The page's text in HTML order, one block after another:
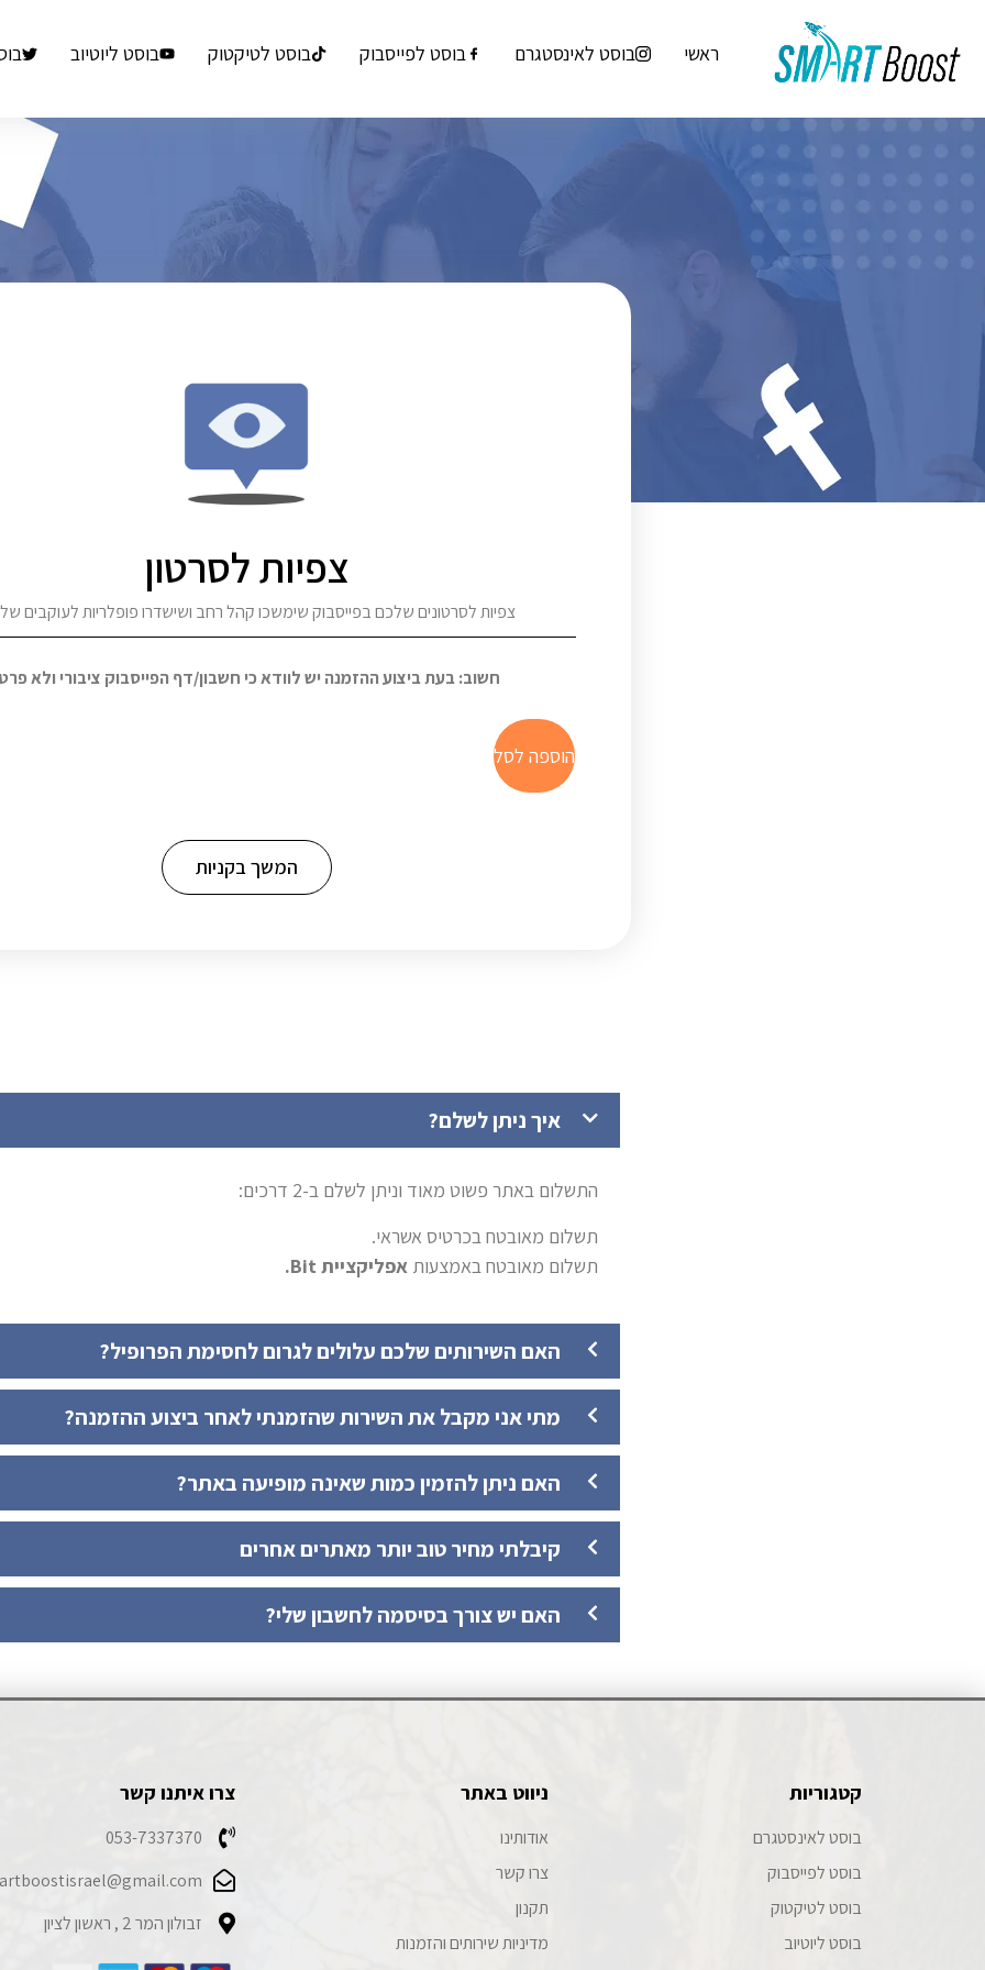
ראשי בוסט לאינסטגרם בוסט לפייסבוק בוסט לטיקטוק בוסט ליוטיוב
צפיות לסרטון
צפיות לסרטונים שלכם בפייסבוק שימשכו קהל רחב ושישדרו פופלריות לעוקבים
חשוב: בעת ביצוע ההזמנה יש לוודא כי חשבון/דף הפייסבוק ציבורי ולא
הוספה לסל
המשך בקניות
איך ניתן לשלם?
התשלום באתר פשוט מאוד וניתן לשלם ב-2 דרכים:
תשלום מאובטח בכרטיס אשראי.
תשלום מאובטח באמצעות אפליקציית Bit.
האם השירותים שלכם עלולים לגרום לחסימת הפרופיל?
מתי אני מקבל את השירות שהזמנתי לאחר ביצוע ההזמנה?
האם ניתן להזמין כמות שאינה מופיעה באתר?
קיבלתי מחיר טוב יותר מאתרים אחרים
האם יש צורך בסיסמה לחשבון שלי?
קטגוריות
בוסט לאינסטגרם
בוסט לפייסבוק
בוסט לטיקטוק
בוסט ליוטיוב
ניווט באתר
אודותינו
צרו קשר
תקנון
מדיניות שירותים והזמנות
צרו איתנו קשר
053-7337370
זבולון המר 2 , ראשון לציון